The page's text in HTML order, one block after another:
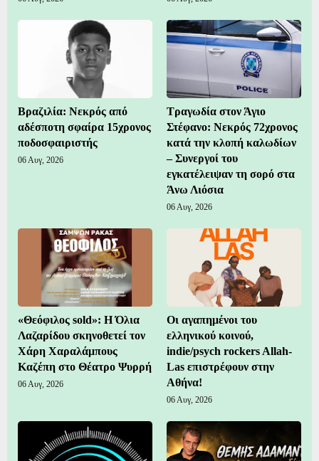
Βραζιλία: Νεκρός από
αδέσποτη σφαίρα 15χρονος
ποδοσφαιριστής
06 Αυγ, 2026
Τραγωδία στον Άγιο
Στέφανο: Νεκρός 72χρονος
κατά την κλοπή καλωδίων
– Συνεργοί του
εγκατέλειψαν τη σορό στα
Άνω Λιόσια
06 Αυγ, 2026
«Θεόφιλος sold»: Η Όλια
Λαζαρίδου σκηνοθετεί τον
Χάρη Χαραλάμπους
Καζέπη στο Θέατρο Ψυρρή
06 Αυγ, 2026
Οι αγαπημένοι του
ελληνικού κοινού,
indie/psych rockers Allah-
Las επιστρέφουν στην
Αθήνα!
06 Αυγ, 2026